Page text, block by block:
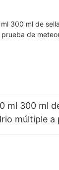
ml 300 ml
múltiple a
cocina